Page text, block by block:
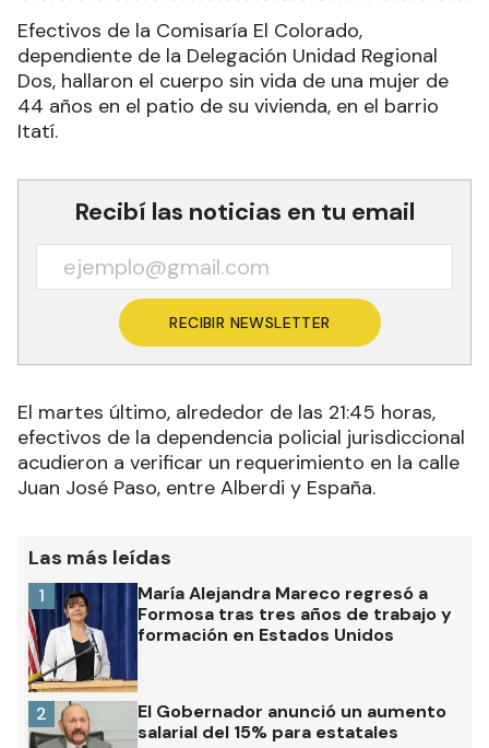
Efectivos de la Comisaría El Colorado,
dependiente de la Delegación Unidad Regional
Dos, hallaron el cuerpo sin vida de una mujer de
44 años en el patio de su vivienda, en el barrio
Itatí.
Recibí las noticias en tu email
RECIBIR NEWSLETTER
El martes último, alrededor de las 21:45 horas,
efectivos de la dependencia policial jurisdiccional
acudieron a verificar un requerimiento en la calle
Juan José Paso, entre Alberdi y España.
Las más leídas
María Alejandra Mareco regresó a
Formosa tras tres años de trabajo y
formación en Estados Unidos
1
El Gobernador anunció un aumento
salarial del 15% para estatales
2